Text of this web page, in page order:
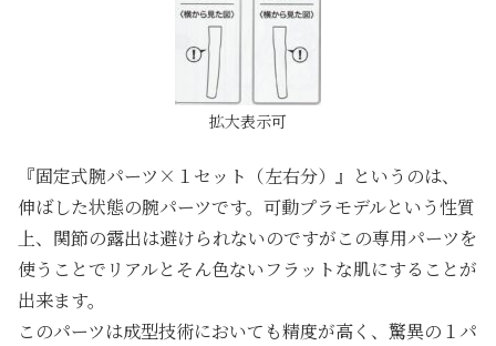
拡大表示可
『固定式腕パーツ×１セット（左右分）』というのは、
伸ばした状態の腕パーツです。可動プラモデルという性質
上、関節の露出は避けられないのですがこの専用パーツを
使うことでリアルとそん色ないフラットな肌にすることが
出来ます。
このパーツは成型技術においても精度が高く、驚異の１パ